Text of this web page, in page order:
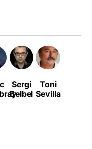
Sergi
Belbel
Toni
Sevilla